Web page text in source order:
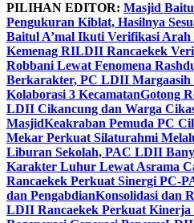
PILIHAN EDITOR: Masjid
Pengukuran Kiblat, Hasilnya
Baitul A’mal Ikuti Verifikasi
Kemenag RILDII Rancaekek
Robbani Lewat Fenomena
Berkarakter, PC LDII Margaasih
Kolaborasi 3 KecamatanGotong
LDII Cikancung dan Warga
MasjidKeakraban Pemuda PC
Mekar Perkuat Silaturahmi
Liburan Sekolah, PAC LDII
Karakter Luhur Lewat Asrama
Rancaekek Perkuat Sinergi PC-
dan PengabdianKonsolidasi dan
LDII Rancaekek Perkuat Kinerja